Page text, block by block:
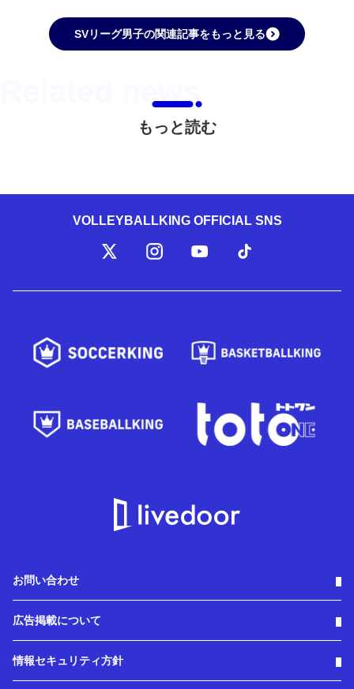
SVリーグ男子の関連記事をもっと見る
もっと読む
VOLLEYBALLKING OFFICIAL SNS
お問い合わせ
広告掲載について
情報セキュリティ方針